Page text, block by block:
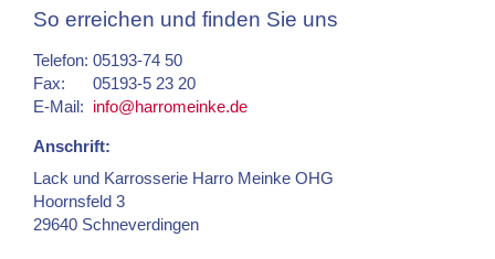
So erreichen und finden Sie uns
Telefon: 05193-74 50
Fax:
05193-5 23 20
E-Mail: info@harromeinke.de
Anschrift:
Lack und Karrosserie Harro Meinke OHG
Hoornsfeld 3
29640 Schneverdingen